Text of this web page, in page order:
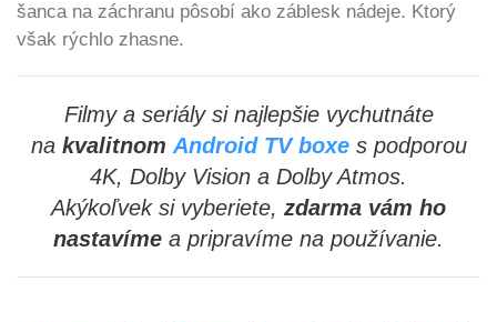
šanca na záchranu pôsobí ako záblesk nádeje. Ktorý
však rýchlo zhasne.
Filmy a seriály si najlepšie vychutnáte
na kvalitnom Android TV boxe s podporou
4K, Dolby Vision a Dolby Atmos.
Akýkoľvek si vyberiete, zdarma vám ho
nastavíme a pripravíme na používanie.